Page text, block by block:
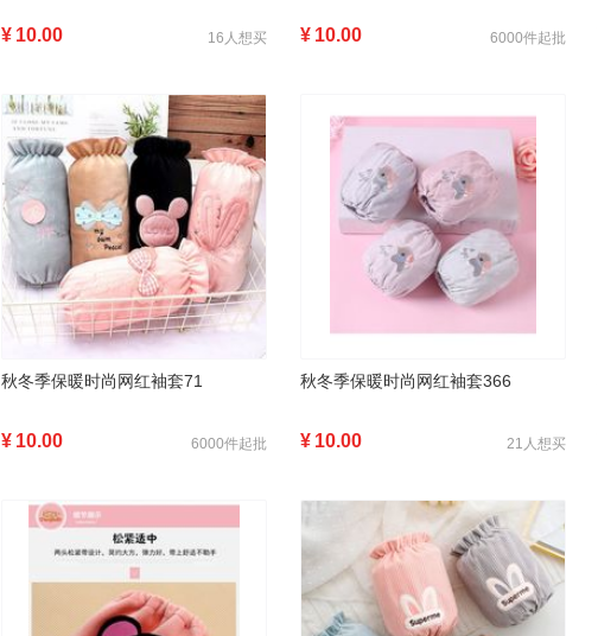
¥ 10.00 16人想买 ¥ 10.00 6000件起批
秋冬季保暖时尚网红袖套71
¥ 10.00 6000件起批
秋冬季保暖时尚网红袖套366
¥ 10.00 21人想买